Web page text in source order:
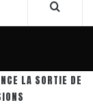
LA SORTIE DE